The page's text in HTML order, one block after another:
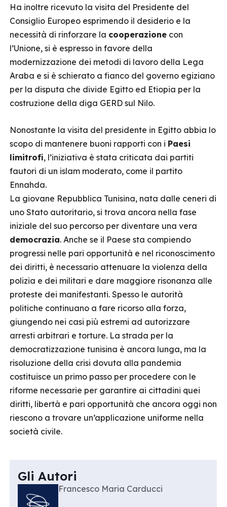
Ha inoltre ricevuto la visita del Presidente del
Consiglio Europeo esprimendo il desiderio e la
necessità di rinforzare la cooperazione con
l’Unione, si è espresso in favore della
modernizzazione dei metodi di lavoro della Lega
Araba e si è schierato a fianco del governo egiziano
per la disputa che divide Egitto ed Etiopia per la
costruzione della diga GERD sul Nilo.
Nonostante la visita del presidente in Egitto abbia lo
scopo di mantenere buoni rapporti con i Paesi
limitrofi, l’iniziativa è stata criticata dai partiti
fautori di un islam moderato, come il partito
Ennahda.
La giovane Repubblica Tunisina, nata dalle ceneri di
uno Stato autoritario, si trova ancora nella fase
iniziale del suo percorso per diventare una vera
democrazia. Anche se il Paese sta compiendo
progressi nelle pari opportunità e nel riconoscimento
dei diritti, è necessario attenuare la violenza della
polizia e dei militari e dare maggiore risonanza alle
proteste dei manifestanti. Spesso le autorità
politiche continuano a fare ricorso alla forza,
giungendo nei casi più estremi ad autorizzare
arresti arbitrari e torture. La strada per la
democratizzazione tunisina è ancora lunga, ma la
risoluzione della crisi dovuta alla pandemia
costituisce un primo passo per procedere con le
riforme necessarie per garantire ai cittadini quei
diritti, libertà e pari opportunità che ancora oggi non
riescono a trovare un’applicazione uniforme nella
società civile.
Gli Autori
Francesco Maria Carducci